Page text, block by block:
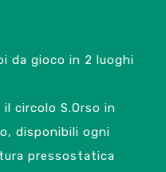
da gioco in 2 luoghi
circolo S.Orso in
disponibili ogni
pressostatica